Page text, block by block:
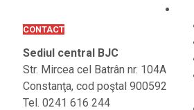
CONTACT
Sediul central BJC
Str. Mircea cel Batrân nr. 104A
Constanţa, cod poştal 900592
Tel. 0241 616 244